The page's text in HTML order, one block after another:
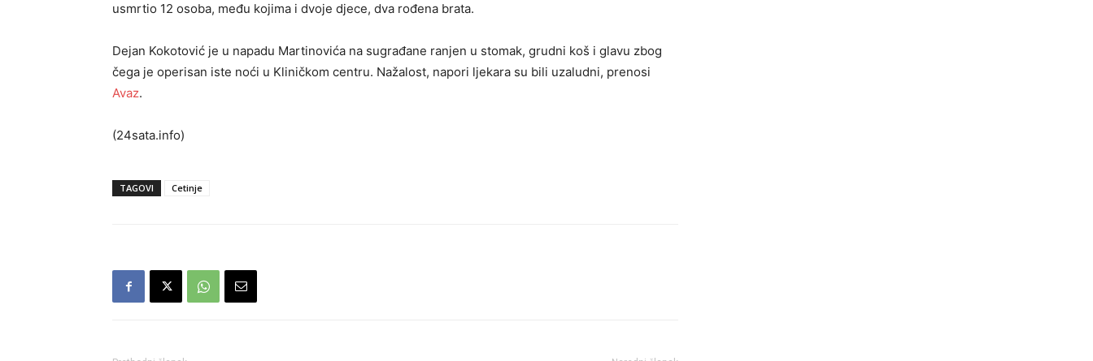
usmrtio 12 osoba, među kojima i dvoje djece, dva rođena brata.
Dejan Kokotović je u napadu Martinovića na sugrađane ranjen u stomak, grudni koš i glavu zbog
čega je operisan iste noći u Kliničkom centru. Nažalost, napori ljekara su bili uzaludni, prenosi
Avaz.
(24sata.info)
TAGOVI Cetinje